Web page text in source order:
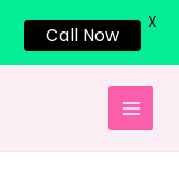
Call Now
X